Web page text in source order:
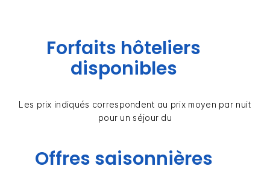
Forfaits hôteliers
disponibles
Les prix indiqués correspondent au prix moyen par nuit
pour un séjour du
Offres saisonnières